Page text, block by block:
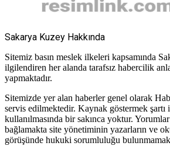
Sakarya Kuzey Hakkında
Sitemiz basın meslek ilkeleri kapsamında
ilgilendiren her alanda tarafsız habercilik
yapmaktadır.
Sitemizde yer alan haberler genel olarak
servis edilmektedir. Kaynak göstermek şartı
kullanılmasında bir sakınca yoktur.
bağlamakta site yönetiminin yazarların ve
görüşünde hukuki sorumluluğu